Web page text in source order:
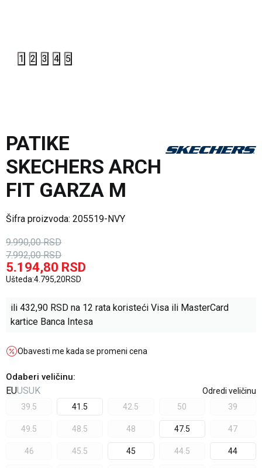
1 2 3 4 5
PATIKE
SKECHERS ARCH
FIT GARZA M
Šifra proizvoda: 205519-NVY
9.990,00 RSD
7.992,00 RSD
5.194,80 RSD
Ušteda:4.795,20RSD
ili 432,90 RSD na 12 rata koristeći Visa ili MasterCard
kartice Banca Intesa
Obavesti me kada se promeni cena
Odaberi veličinu:
EUUSUK
Odredi veličinu
39.5
41.5 42.5 50 39
49.5 48.5 48 47.5 47
46 45.5 45 44.5 44